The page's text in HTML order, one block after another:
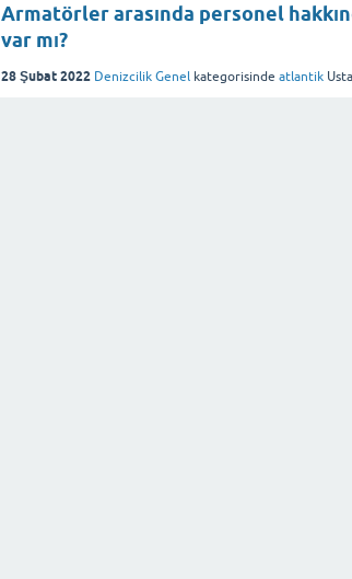
Armatörler arasında personel
var mı?
28 Şubat 2022 Denizcilik Genel kategorisinde atlantik